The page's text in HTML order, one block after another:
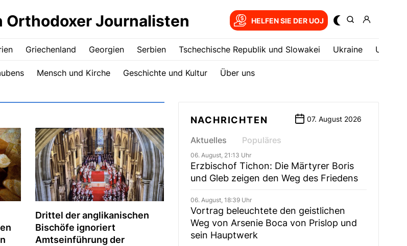
Orthodoxer Journalisten HELFEN SIE DER UOJ
Griechenland Georgien Serbien Tschechische Republik und Slowakei Ukrainе USA
Mensch und Kirche Geschichte und Kultur Über uns
Drittel der anglikanischen
Bischöfe ignoriert
Amtseinführung der
NACHRICHTEN 07. August 2026
Aktuelles Populäres
06. August, 21:13 Uhr
Erzbischof Tichon: Die Märtyrer Boris
und Gleb zeigen den Weg des Friedens
06. August, 18:39 Uhr
Vortrag beleuchtete den geistlichen
Weg von Arsenie Boca von Prislop und
sein Hauptwerk